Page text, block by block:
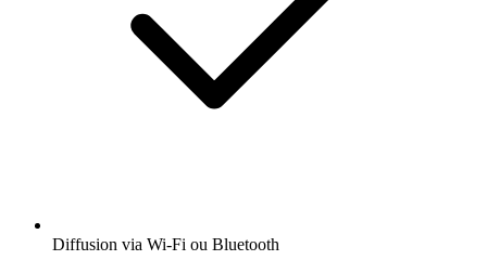
Diffusion via Wi-Fi ou Bluetooth